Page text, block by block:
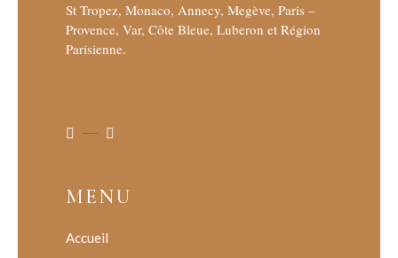
St Tropez, Monaco, Annecy, Megève, Paris –
Provence, Var, Côte Bleue, Luberon et Région
Parisienne.
MENU
Accueil